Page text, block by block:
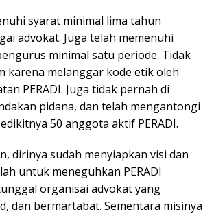
syarat minimal lima tahun
advokat. Juga telah memenuhi
minimal satu periode. Tidak
karena melanggar kode etik oleh
PERADI. Juga tidak pernah di
pidana, dan telah mengantongi
50 anggota aktif PERADI.
dirinya sudah menyiapkan visi dan
untuk meneguhkan PERADI
organisai advokat yang
dan bermartabat. Sementara misinya